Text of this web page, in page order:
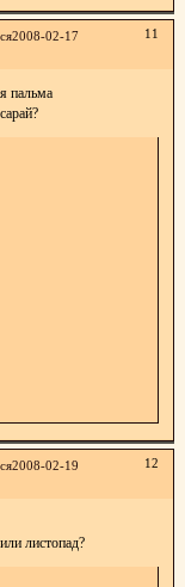
11
2008-02-17
пальма
12
2008-02-19
листопад?